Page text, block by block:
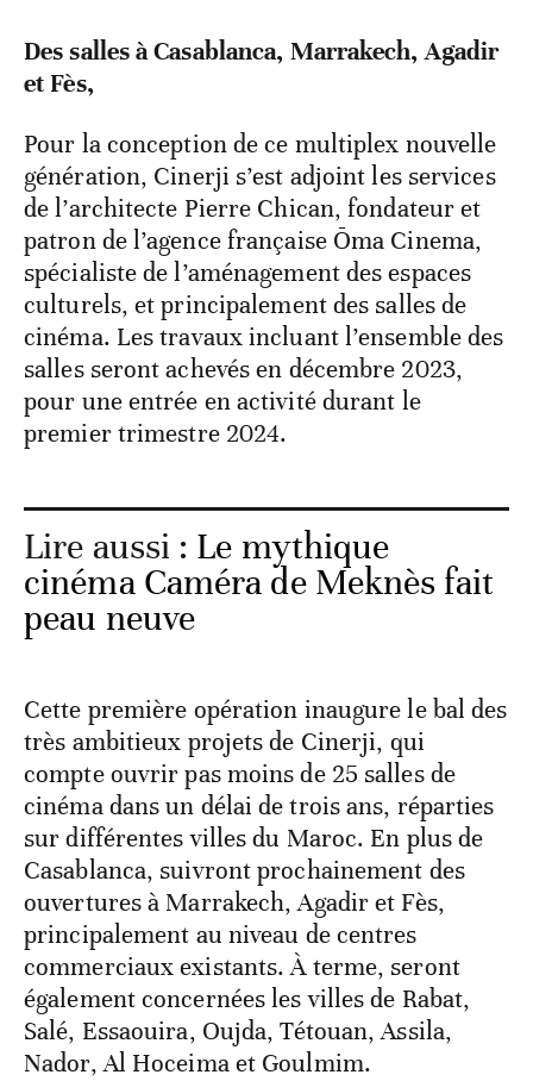
Des salles à Casablanca, Marrakech, Agadir
et Fès,
Pour la conception de ce multiplex nouvelle
génération, Cinerji s’est adjoint les services
de l’architecte Pierre Chican, fondateur et
patron de l’agence française Ōma Cinema,
spécialiste de l’aménagement des espaces
culturels, et principalement des salles de
cinéma. Les travaux incluant l’ensemble des
salles seront achevés en décembre 2023,
pour une entrée en activité durant le
premier trimestre 2024.
Lire aussi : Le mythique
cinéma Caméra de Meknès fait
peau neuve
Cette première opération inaugure le bal des
très ambitieux projets de Cinerji, qui
compte ouvrir pas moins de 25 salles de
cinéma dans un délai de trois ans, réparties
sur différentes villes du Maroc. En plus de
Casablanca, suivront prochainement des
ouvertures à Marrakech, Agadir et Fès,
principalement au niveau de centres
commerciaux existants. À terme, seront
également concernées les villes de Rabat,
Salé, Essaouira, Oujda, Tétouan, Assila,
Nador, Al Hoceima et Goulmim.